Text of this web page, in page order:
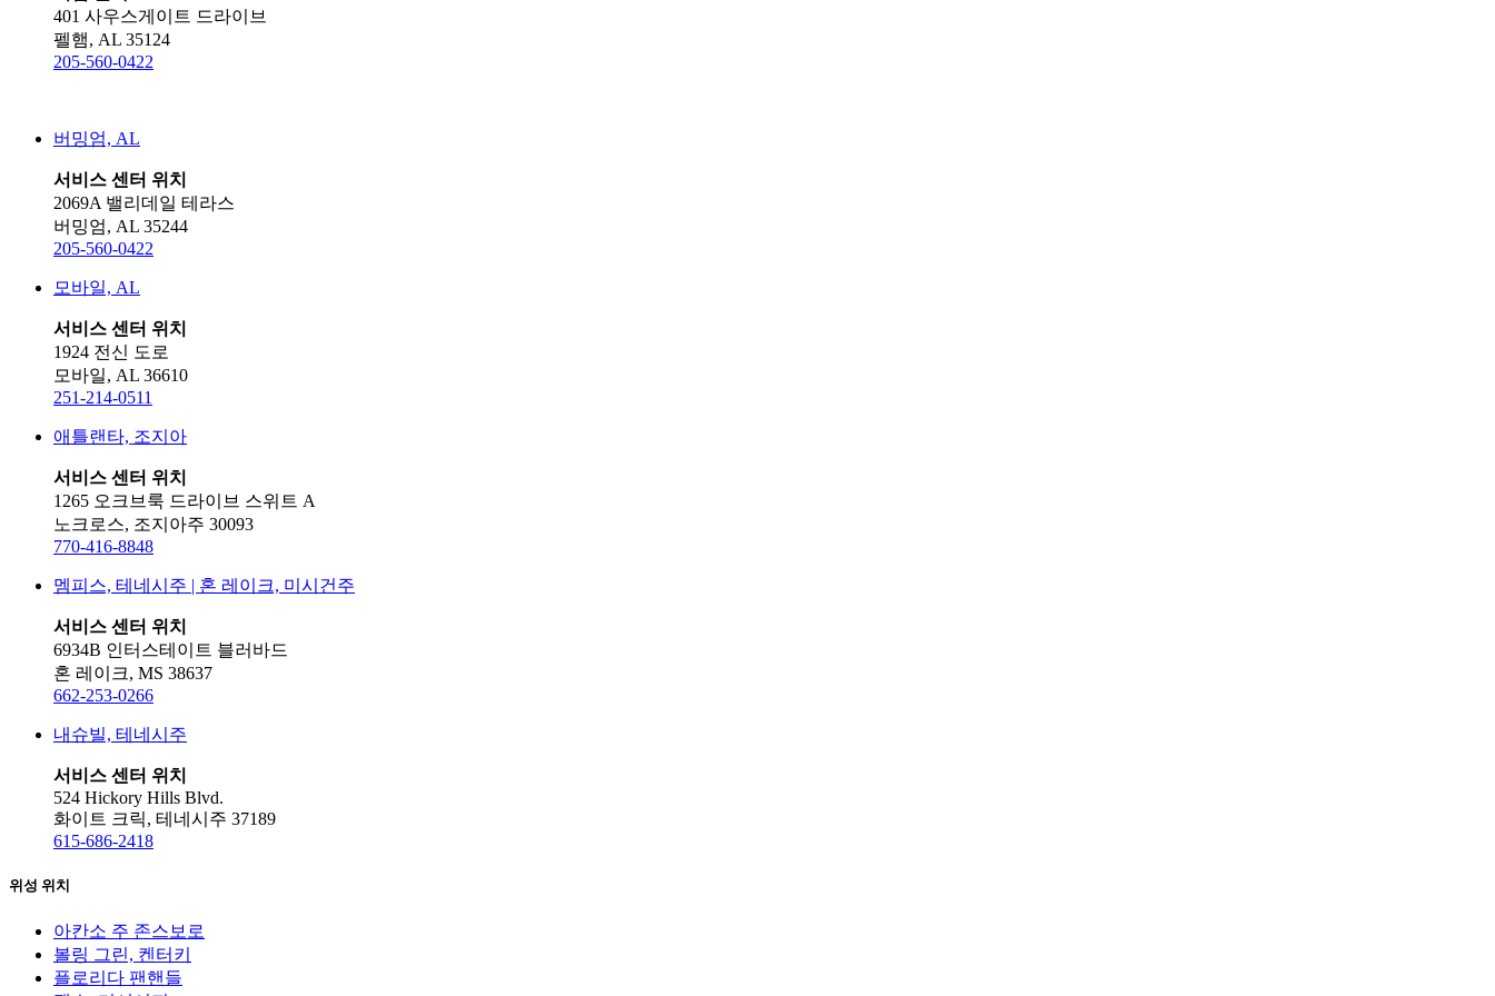
401 사우스게이트 드라이브
펠햄, AL 35124
205-560-0422
버밍엄, AL
서비스 센터 위치
2069A 밸리데일 테라스
버밍엄, AL 35244
205-560-0422
모바일, AL
서비스 센터 위치
1924 전신 도로
모바일, AL 36610
251-214-0511
애틀랜타, 조지아
서비스 센터 위치
1265 오크브룩 드라이브 스위트 A
노크로스, 조지아주 30093
770-416-8848
멤피스, 테네시주 | 혼 레이크, 미시건주
서비스 센터 위치
6934B 인터스테이트 블러바드
혼 레이크, MS 38637
662-253-0266
내슈빌, 테네시주
서비스 센터 위치
524 Hickory Hills Blvd.
화이트 크릭, 테네시주 37189
615-686-2418
위성 위치
아칸소 주 존스보로
볼링 그린, 켄터키
플로리다 팬핸들